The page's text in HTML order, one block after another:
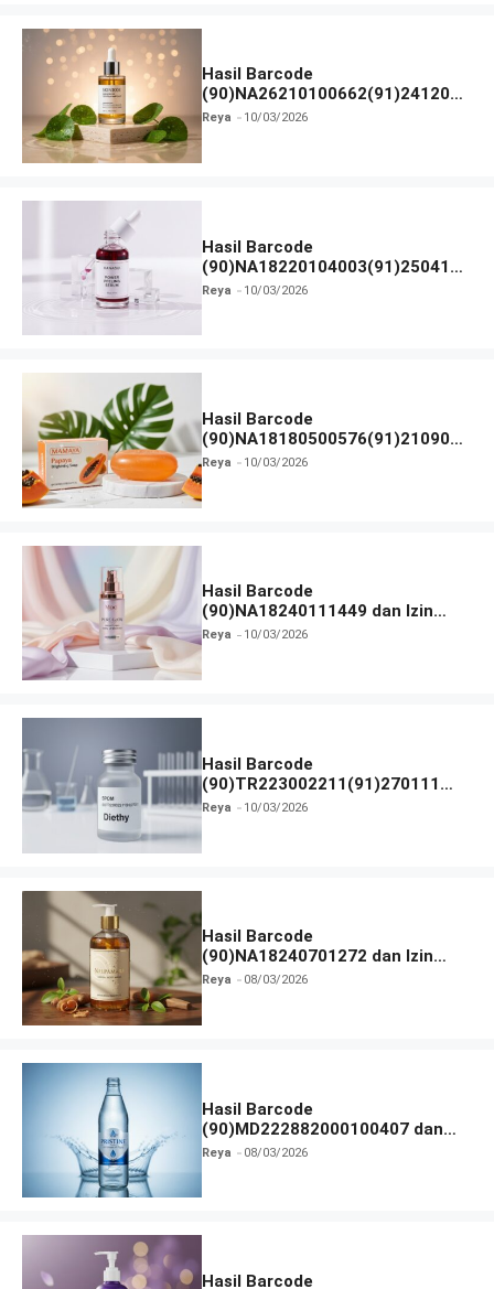
Hasil Barcode
(90)NA26210100662(91)241203
dan Izin BPOM
Reya 10/03/2026
Hasil Barcode
(90)NA18220104003(91)250418
dan Izin BPOM
Reya 10/03/2026
Hasil Barcode
(90)NA18180500576(91)210906
dan Izin BPOM
Reya 10/03/2026
Hasil Barcode
(90)NA18240111449 dan Izin
BPOM
Reya 10/03/2026
Hasil Barcode
(90)TR223002211(91)270111
dan Izin BPOM
Reya 10/03/2026
Hasil Barcode
(90)NA18240701272 dan Izin
BPOM
Reya 08/03/2026
Hasil Barcode
(90)MD222882000100407 dan
Izin BPOM
Reya 08/03/2026
Hasil Barcode